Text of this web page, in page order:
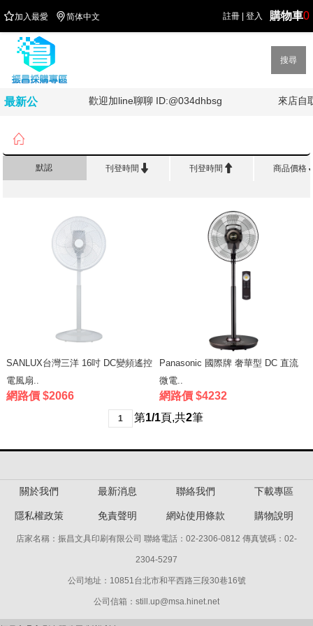
註冊 登入 購物車0
加入最愛 简体中文
搜尋
最新公
油!!!! 歡迎加line聊聊 ID:@034dhbsg 來店自

默認 刊登時間  刊登時間  商品價格
SANLUX台灣三洋 16吋 DC變頻遙控
電風扇..
網路價 $2066
Panasonic 國際牌 奢華型 DC 直流
微電..
網路價 $4232
1 第1/1頁,共2筆
關於我們 最新消息 聯絡我們 下載專區
隱私權政策 免責聲明 網站使用條款 購物說明
店家名稱：振昌文具印刷有限公司 聯絡電話：02-2306-0812 傳真號碼：02-
2304-5297
公司地址：10851台北市和平西路三段30巷16號
公司信箱：still.up@msa.hinet.net